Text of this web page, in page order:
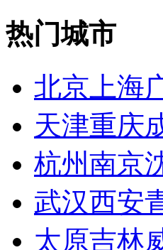
热门城市
北京 上海
天津重庆
杭州南京
武汉西安
太原吉林